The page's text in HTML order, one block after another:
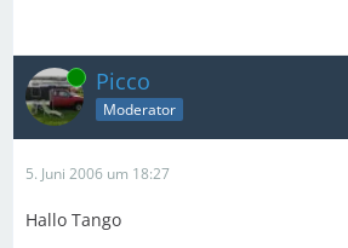
Online Picco
Moderator
5. Juni 2006 um 18:27
Hallo Tango